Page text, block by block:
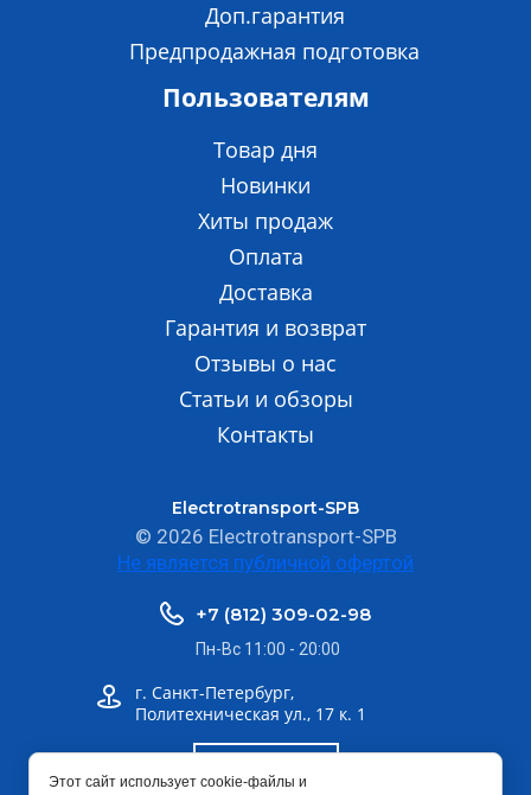
Electrotransport-SPB
© 2026 Electrotransport-SPB
Не является публичной офертой
+7 (812) 309-02-98
Пн-Вс 11:00 - 20:00
г. Санкт-Петербург,
Политехническая ул., 17 к. 1
Доп.гарантия
Предпродажная подготовка
Пользователям
Товар дня
Новинки
Хиты продаж
Оплата
Доставка
Гарантия и возврат
Отзывы о нас
Статьи и обзоры
Контакты
Этот сайт использует cookie-файлы и